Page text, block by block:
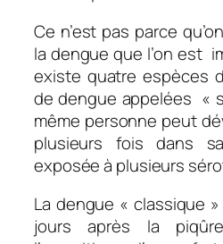
Ce n’est pas parce
la dengue que l’on est
existe quatre espèces
de dengue appelées «
même personne peut
plusieurs fois dans
exposée à plusieurs
La dengue « classique
jours après la